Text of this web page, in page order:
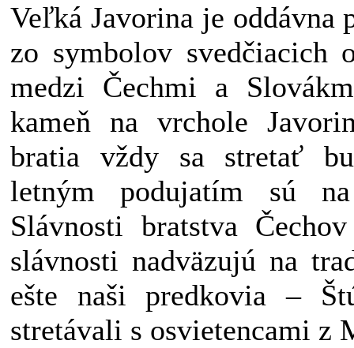
Veľká Javorina je oddávna
zo symbolov svedčiacich
medzi Čechmi a
kameň na vrchole
bratia vždy sa stretať
letným podujatím sú
Slávnosti bratstva
slávnosti nadväzujú na
ešte naši predkovia –
stretávali s osvietencami z